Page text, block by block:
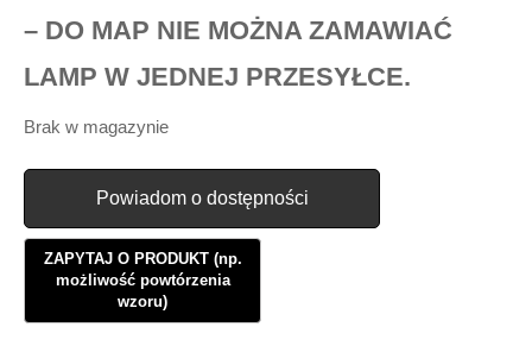
– DO MAP NIE MOŻNA ZAMAWIAĆ
LAMP W JEDNEJ PRZESYŁCE.
Brak w magazynie
Powiadom o dostępności